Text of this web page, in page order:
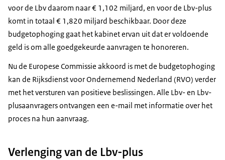
voor de Lbv daarom naar € 1,102 miljard, en voor de Lbv-plus
komt in totaal € 1,820 miljard beschikbaar. Door deze
budgetophoging gaat het kabinet ervan uit dat er voldoende
geld is om alle goedgekeurde aanvragen te honoreren.
Nu de Europese Commissie akkoord is met de budgetophoging
kan de Rijksdienst voor Ondernemend Nederland (RVO) verder
met het versturen van positieve beslissingen. Alle Lbv- en Lbv-
plusaanvragers ontvangen een e-mail met informatie over het
proces na hun aanvraag.
Verlenging van de Lbv-plus